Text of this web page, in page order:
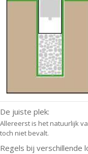
De juiste plek:
Allereerst is het natuurlijk
toch niet bevalt.
Regels bij verschillende